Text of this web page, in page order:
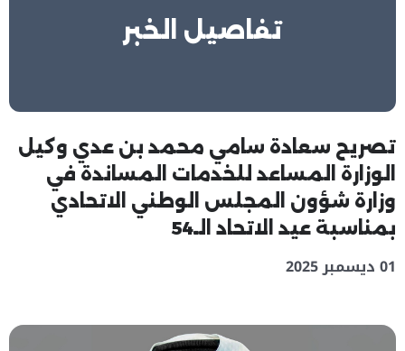
تفاصيل الخبر
تصريح سعادة سامي محمد بن عدي وكيل
الوزارة المساعد للخدمات المساندة في
وزارة شؤون المجلس الوطني الاتحادي
بمناسبة عيد الاتحاد الـ54
01 ديسمبر 2025